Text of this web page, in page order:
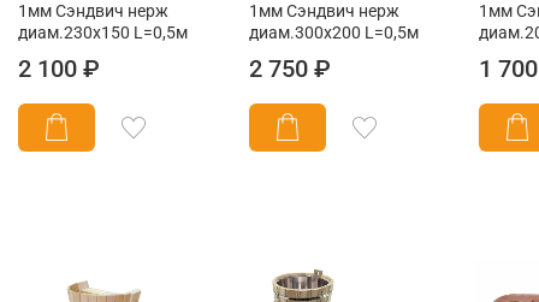
1мм Сэндвич нерж
диам.230х150 L=0,5м
2 100 ₽
1мм Сэндвич нерж
диам.300х200 L=0,5м
2 750 ₽
1мм
1